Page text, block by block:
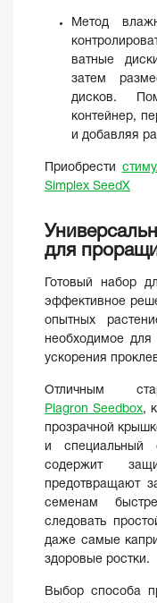
Метод
ватные
затем
дисков.
контейнер,
и добавляя
Приобрести
Simplex SeedX
для
Готовый набор
эффективное
опытных
необходимое
ускорения
Отличным
Plagron Seedbox,
прозрачной
и специальный
содержит
предотвращают
семенам
следовать
даже самые
здоровые ростки.
Выбор способа